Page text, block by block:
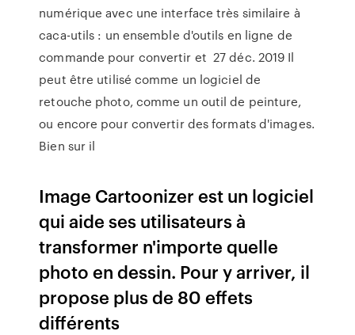
numérique avec une interface très similaire à
caca-utils : un ensemble d'outils en ligne de
commande pour convertir et 27 déc. 2019 Il
peut être utilisé comme un logiciel de
retouche photo, comme un outil de peinture,
ou encore pour convertir des formats d'images.
Bien sur il
Image Cartoonizer est un logiciel
qui aide ses utilisateurs à
transformer n'importe quelle
photo en dessin. Pour y arriver, il
propose plus de 80 effets
différents